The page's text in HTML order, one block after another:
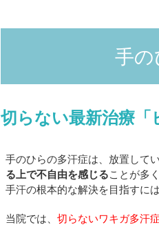
手の
切らない最新治療「
手のひらの多汗症は、放置して
る上で不自由を感じることが多
手汗の根本的な解決を目指すに
当院では、 切らないワキガ多汗